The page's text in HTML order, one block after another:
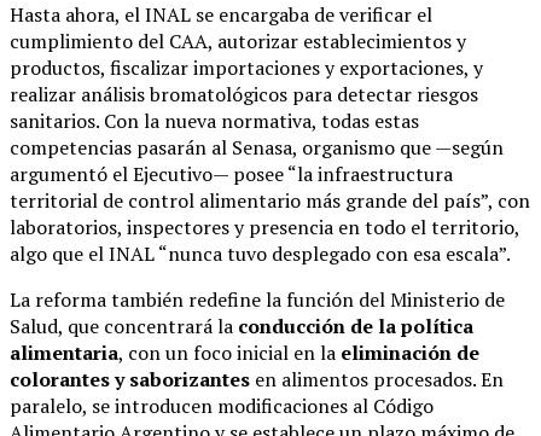
Hasta ahora, el INAL se encargaba de verificar el
cumplimiento del CAA, autorizar establecimientos y
productos, fiscalizar importaciones y exportaciones, y
realizar análisis bromatológicos para detectar riesgos
sanitarios. Con la nueva normativa, todas estas
competencias pasarán al Senasa, organismo que —según
argumentó el Ejecutivo— posee “la infraestructura
territorial de control alimentario más grande del país”, con
laboratorios, inspectores y presencia en todo el territorio,
algo que el INAL “nunca tuvo desplegado con esa escala”.
La reforma también redefine la función del Ministerio de
Salud, que concentrará la conducción de la política
alimentaria, con un foco inicial en la eliminación de
colorantes y saborizantes en alimentos procesados. En
paralelo, se introducen modificaciones al Código